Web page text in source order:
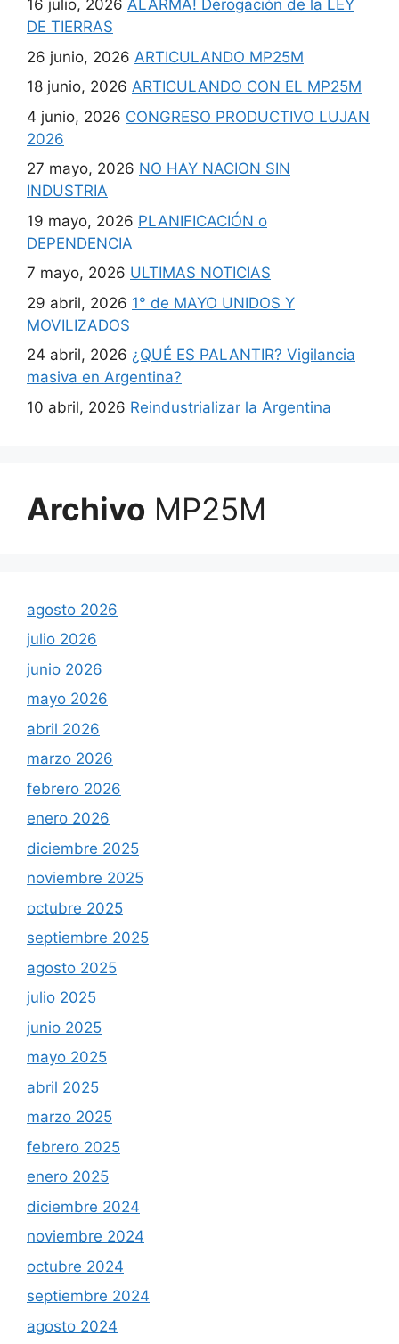
16 julio, 2026 ALARMA! Derogación de la LEY
DE TIERRAS
26 junio, 2026 ARTICULANDO MP25M
18 junio, 2026 ARTICULANDO CON EL MP25M
4 junio, 2026 CONGRESO PRODUCTIVO LUJAN
2026
27 mayo, 2026 NO HAY NACION SIN
INDUSTRIA
19 mayo, 2026 PLANIFICACIÓN o
DEPENDENCIA
7 mayo, 2026 ULTIMAS NOTICIAS
29 abril, 2026 1° de MAYO UNIDOS Y
MOVILIZADOS
24 abril, 2026 ¿QUÉ ES PALANTIR? Vigilancia
masiva en Argentina?
10 abril, 2026 Reindustrializar la Argentina
Archivo MP25M
agosto 2026
julio 2026
junio 2026
mayo 2026
abril 2026
marzo 2026
febrero 2026
enero 2026
diciembre 2025
noviembre 2025
octubre 2025
septiembre 2025
agosto 2025
julio 2025
junio 2025
mayo 2025
abril 2025
marzo 2025
febrero 2025
enero 2025
diciembre 2024
noviembre 2024
octubre 2024
septiembre 2024
agosto 2024